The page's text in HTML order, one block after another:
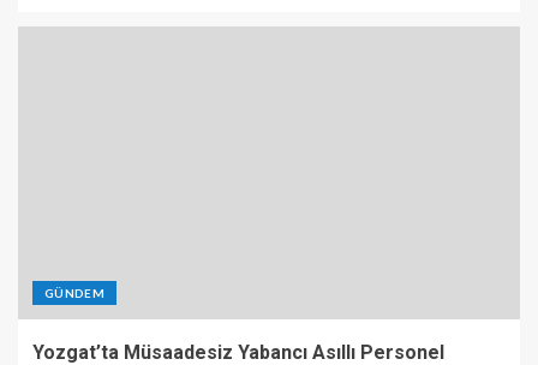
GÜNDEM
Yozgat’ta Müsaadesiz Yabancı Asıllı Personel